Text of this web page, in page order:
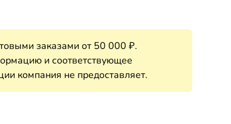
заказами от 50 000 ₽.
и соответствующее
компания не предоставляет.